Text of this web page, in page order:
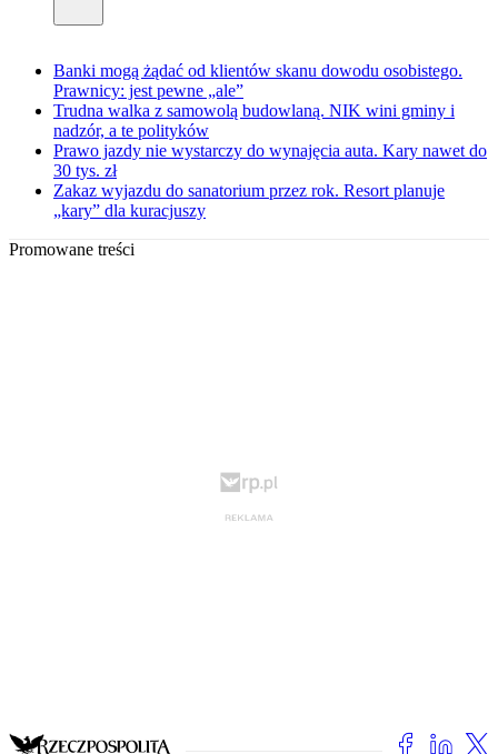
Banki mogą żądać od klientów skanu dowodu osobistego.
Prawnicy: jest pewne „ale”
Trudna walka z samowolą budowlaną. NIK wini gminy i
nadzór, a te polityków
Prawo jazdy nie wystarczy do wynajęcia auta. Kary nawet do
30 tys. zł
Zakaz wyjazdu do sanatorium przez rok. Resort planuje
„kary” dla kuracjuszy
Promowane treści